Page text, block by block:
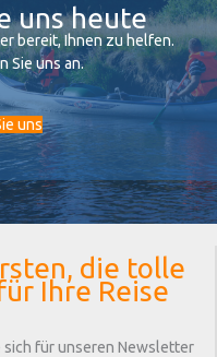
uns heute
bereit, Ihnen zu helfen.
Sie uns an.
uns
die tolle
Ihre Reise
sich für unseren Newsletter